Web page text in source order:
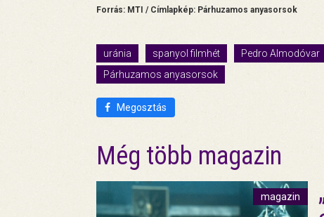
Forrás: MTI / Címlapkép: Párhuzamos anyasorsok
uránia spanyol filmhét Pedro Almodóvar
Párhuzamos anyasorsok
Megosztás
Még több magazin
magazin